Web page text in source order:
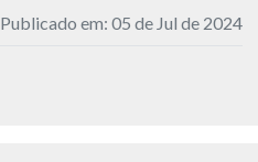
Publicado em: 05 de Jul de 2024